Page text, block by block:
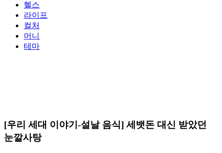
헬스
라이프
컬처
머니
테마
[우리 세대 이야기-설날 음식] 세뱃돈 대신 받았던
눈깔사탕